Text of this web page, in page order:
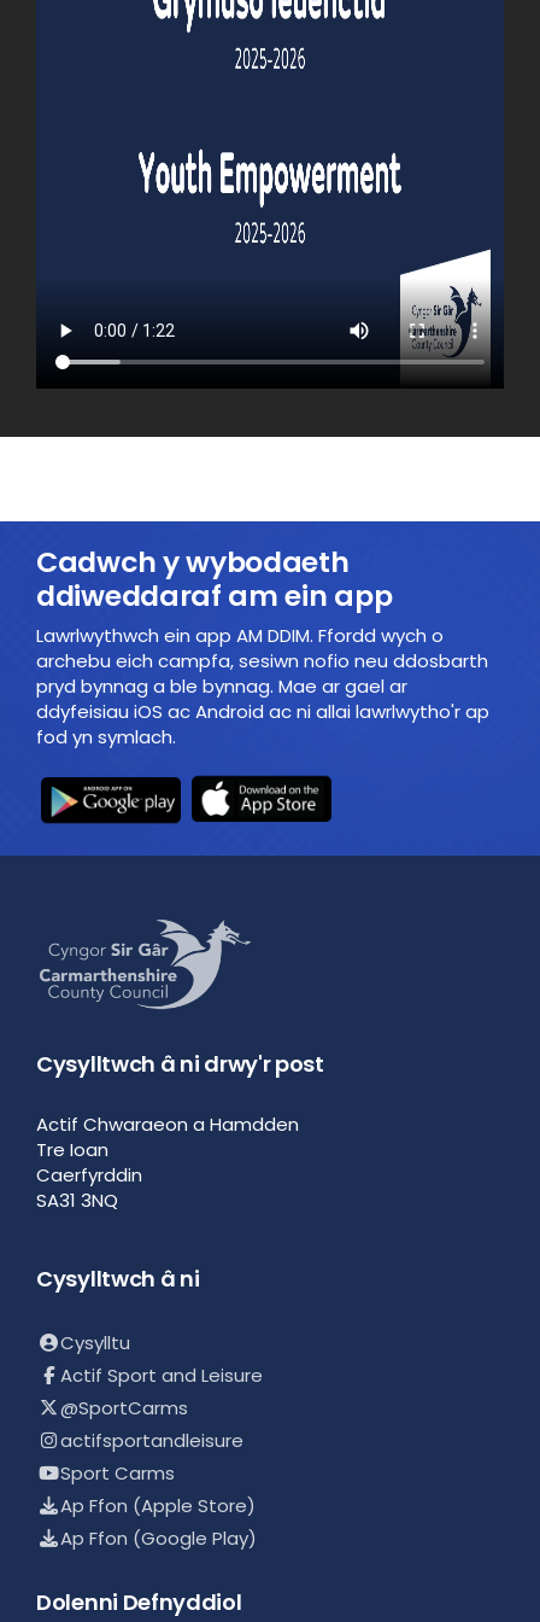
Cadwch y wybodaeth
ddiweddaraf am ein app
Lawrlwythwch ein app AM DDIM. Ffordd wych o
archebu eich campfa, sesiwn nofio neu ddosbarth
pryd bynnag a ble bynnag. Mae ar gael ar
ddyfeisiau iOS ac Android ac ni allai lawrlwytho'r ap
fod yn symlach.
Cysylltwch â ni drwy'r post
Actif Chwaraeon a Hamdden
Tre Ioan
Caerfyrddin
SA31 3NQ
Cysylltwch â ni
Cysylltu
Actif Sport and Leisure
@SportCarms
actifsportandleisure
Sport Carms
Ap Ffon (Apple Store)
Ap Ffon (Google Play)
Dolenni Defnyddiol